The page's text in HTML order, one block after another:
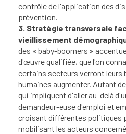
contrôle de l'application des
prévention.
3. ​Stratégie transversale
vieillissement
des « baby-boomers »
d'œuvre qualifiée, que l'on
certains secteurs verront leurs
humaines augmenter. Autant
qui impliquent d'aller au-delà
demandeur-euse d'emploi et
croisant différentes politiques
mobilisant les acteurs c